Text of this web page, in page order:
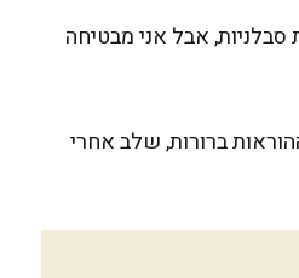
ואת ההתייחסות לתהליך כבישול שכולו אהבה. זה לוקח קצת זמן, כ-3 שעות סבלניות, אבל אני מבטיחה
ברורות, שלב אחרי